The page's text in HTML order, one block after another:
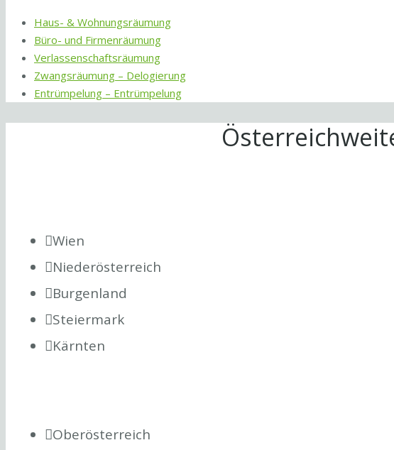
Haus- & Wohnungsräumung
Büro- und Firmenräumung
Verlassenschaftsräumung
Zwangsräumung – Delogierung
Entrümpelung – Entrümpelung
Wien
Niederösterreich
Burgenland
Steiermark
Kärnten
Oberösterreich